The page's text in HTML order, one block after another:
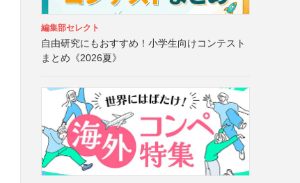
編集部セレクト
自由研究にもおすすめ！小学生向けコンテスト
まとめ《2026夏》